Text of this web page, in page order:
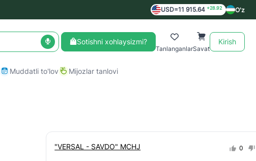
USD=11 915.64 +28.92 O'z
Sotishni xohlaysizmi?
TanlanganlarSavat
Kirish
Muddatli to'lov Mijozlar tanlovi
"VERSAL - SAVDO" MCHJ 0